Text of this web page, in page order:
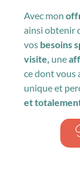
Avec mon
ainsi obtenir
vos besoins
visite, une
ce dont vous
unique et
et